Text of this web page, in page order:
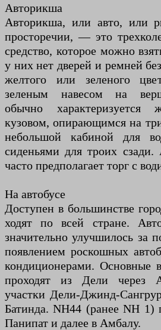
Авторикша
Авторикша, или авто, или
просторечии, — это
средство, которое можно
у них нет дверей и ремней
желтого или зеленого
зеленым навесом на
обычно характеризуется
кузовом, опирающимся на
небольшой кабиной для
сиденьями для троих сзади.
часто предполагает торг с
На автобусе
Доступен в большинстве
ходят по всей стране.
значительно улучшилось за
появлением роскошных
кондиционерами. Основные
проходят из Дели через
участки Дели-Джинд-
Батинда. NH44 (ранее NH 1)
Панипат и далее в Амбалу.